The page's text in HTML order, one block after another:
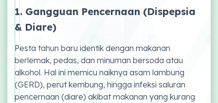
1. Gangguan Pencernaan (Dispepsia
& Diare)
Pesta tahun baru identik dengan makanan
berlemak, pedas, dan minuman bersoda atau
alkohol. Hal ini memicu naiknya asam lambung
(GERD), perut kembung, hingga infeksi saluran
pencernaan (diare) akibat makanan yang kurang